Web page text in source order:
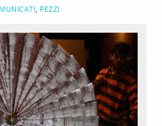
, PEZZI